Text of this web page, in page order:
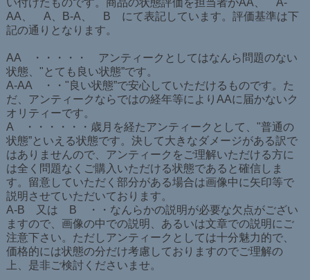
AA、 A、B-A、 B にて表記しています。評価基準は下
記の通りとなります。
AA ・・・・・ アンティークとしてはなんら問題のない
状態、"とても良い状態”です。
A-AA ・・"良い状態”で安心していただけるものです。た
だ、アンティークならではの経年等によりAAに届かないク
オリティーです。
A ・・・・・・歳月を経たアンティークとして、"普通の
状態”といえる状態です。決して大きなダメージがある訳で
はありませんので、アンティークをご理解いただける方に
は全く問題なくご購入いただける状態であると確信しま
す。留意していただく部分がある場合は画像中に矢印等で
説明させていただいております。
A-B 又は B ・・なんらかの説明が必要な欠点がござい
ますので、画像の中での説明、あるいは文章での説明にご
注意下さい。ただしアンティークとしては十分魅力的で、
価格的には状態の分だけ考慮しておりますのでご理解の
上、是非ご検討くださいませ。